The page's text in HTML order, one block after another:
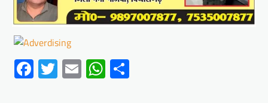
Facebook
Twitter
EmailWhatsApp